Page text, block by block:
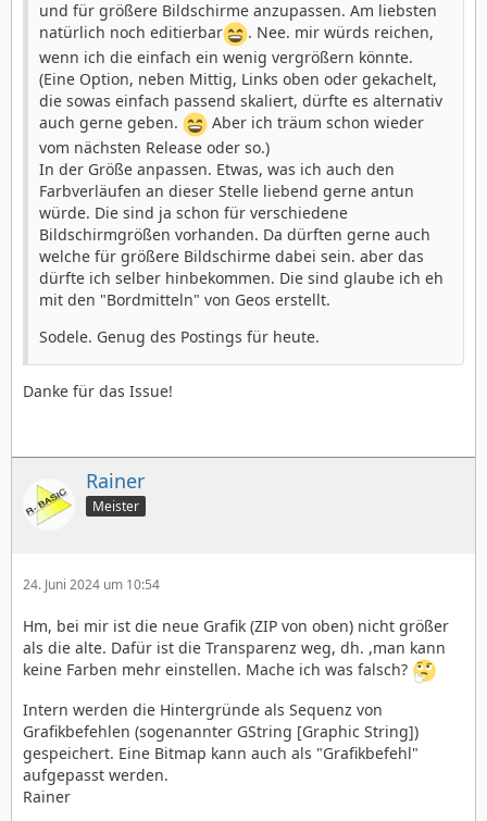
und für größere Bildschirme anzupassen. Am liebsten
natürlich noch editierbar
. Nee. mir würds reichen,
wenn ich die einfach ein wenig vergrößern könnte.
(Eine Option, neben Mittig, Links oben oder gekachelt,
die sowas einfach passend skaliert, dürfte es alternativ
auch gerne geben.
Aber ich träum schon wieder
vom nächsten Release oder so.)
In der Größe anpassen. Etwas, was ich auch den
Farbverläufen an dieser Stelle liebend gerne antun
würde. Die sind ja schon für verschiedene
Bildschirmgrößen vorhanden. Da dürften gerne auch
welche für größere Bildschirme dabei sein. aber das
dürfte ich selber hinbekommen. Die sind glaube ich eh
mit den "Bordmitteln" von Geos erstellt.
Sodele. Genug des Postings für heute.
Danke für das Issue!
Rainer
Meister
24. Juni 2024 um 10:54
Hm, bei mir ist die neue Grafik (ZIP von oben) nicht größer
als die alte. Dafür ist die Transparenz weg, dh. ,man kann
keine Farben mehr einstellen. Mache ich was falsch?
Intern werden die Hintergründe als Sequenz von
Grafikbefehlen (sogenannter GString [Graphic String])
gespeichert. Eine Bitmap kann auch als "Grafikbefehl"
aufgepasst werden.
Rainer